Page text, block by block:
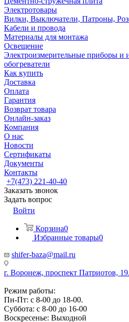
Электротовары
Вилки, Выключатели, Патроны,
Кабели и провода
Материалы для монтажа
Освещение
Электроизмерительные приборы и
обогреватели
Как купить
Доставка
Оплата
Гарантия
Возврат товара
Онлайн-заказ
Компания
О нас
Новости
Сертификаты
Документы
Контакты
+7(473) 221-40-40
Заказать звонок
Задать вопрос
Войти
Корзина0
Избранные товары0
shifer-baza@mail.ru
г. Воронеж, проспект Патриотов,
Режим работы:
Пн-Пт: с 8-00 до 18-00.
Суббота: с 8-00 до 16-00
Воскресенье: Выходной